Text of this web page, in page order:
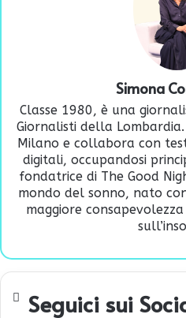
Simona
Classe 1980, è una
Giornalisti della Lombardia.
Milano e collabora con
digitali, occupandosi
fondatrice di The Good
mondo del sonno, nato
maggiore
Seguici sui